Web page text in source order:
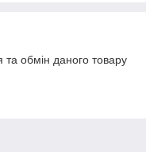
обмін даного товару